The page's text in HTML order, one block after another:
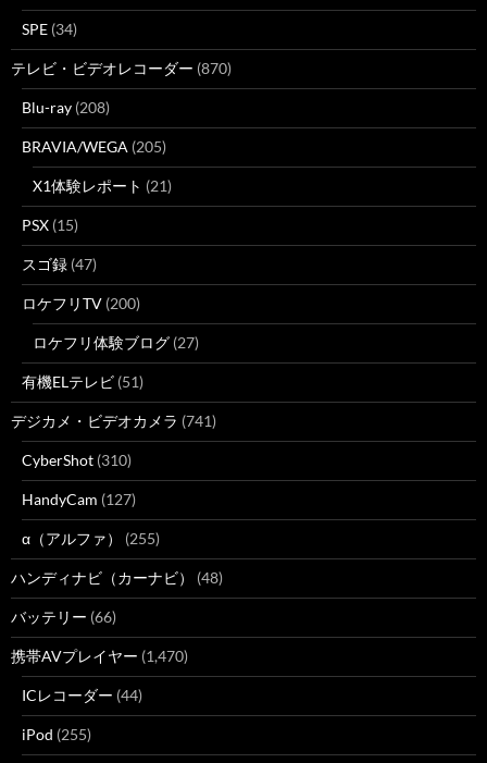
SPE (34)
テレビ・ビデオレコーダー (870)
Blu-ray (208)
BRAVIA/WEGA (205)
X1体験レポート (21)
PSX (15)
スゴ録 (47)
ロケフリTV (200)
ロケフリ体験ブログ (27)
有機ELテレビ (51)
デジカメ・ビデオカメラ (741)
CyberShot (310)
HandyCam (127)
α（アルファ） (255)
ハンディナビ（カーナビ） (48)
バッテリー (66)
携帯AVプレイヤー (1,470)
ICレコーダー (44)
iPod (255)